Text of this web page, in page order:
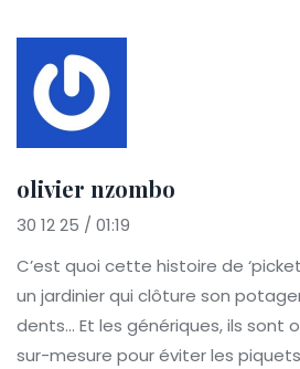
olivier nzombo
30 12 25 / 01:19
C’est quoi cette histoire de
un jardinier qui clôture son
dents... Et les génériques, ils sont
sur-mesure pour éviter les